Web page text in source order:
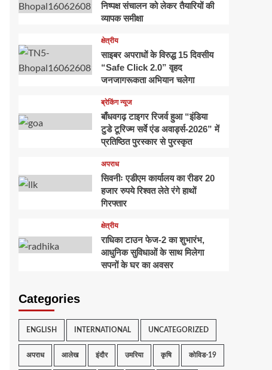
निष्पक्ष संचालन को लेकर तैयारियों की
व्यापक समीक्षा
क्षेत्रीय
साइबर अपराधों के विरुद्ध 15 दिवसीय
“Safe Click 2.0” वृहद
जनजागरूकता अभियान चलेगा
ब्रेकिंग न्यूज
बाँधवगढ़ टाइगर रिजर्व हुआ “इंडिया
टुडे टूरिज्म सर्वे एंड अवार्ड्स-2026” में
प्रतिष्ठित पुरस्कार से पुरस्कृत
अपराध
सिवनीः एडीएम कार्यालय का रीडर 20
हजार रुपये रिश्वत लेते रंगे हाथों
गिरफ्तार
क्षेत्रीय
राधिका टाउन फेज-2 का शुभारंभ,
आधुनिक सुविधाओं के साथ मिलेगा
सपनों के घर का अवसर
Categories
ENGLISH INTERNATIONAL UNCATEGORIZED
अपराध आलेख इंदौर उमरिया कृषि कोविड-19